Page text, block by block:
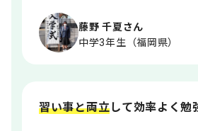
藤野 千夏さん
中学3年生（福岡県）
習い事と両立して効率よく勉